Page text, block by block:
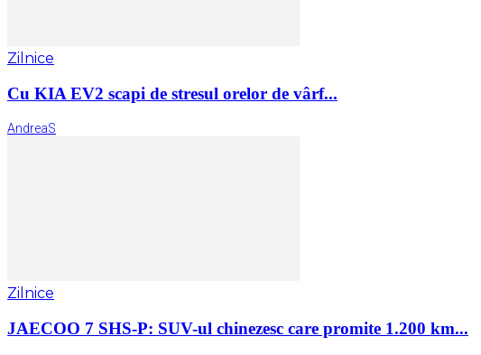
Zilnice
Cu KIA EV2 scapi de stresul orelor de vârf...
AndreaS
Zilnice
JAECOO 7 SHS-P: SUV-ul chinezesc care promite 1.200 km...